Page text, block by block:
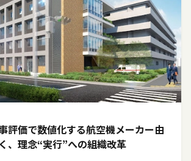
評価で数値化する――航空機メーカー由
、理念“実行”への組織改革